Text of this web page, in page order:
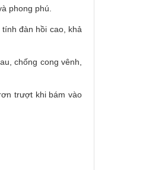
phong phú.
đàn hồi cao, khả
chống cong vênh,
trượt khi bám vào